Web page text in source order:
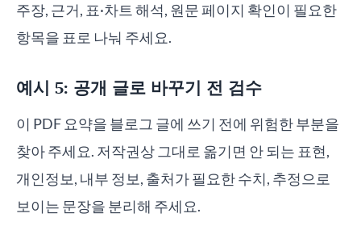
주장, 근거, 표·차트 해석, 원문 페이지 확인이 필요한
항목을 표로 나눠 주세요.
예시 5: 공개 글로 바꾸기 전 검수
이 PDF 요약을 블로그 글에 쓰기 전에 위험한 부분을
찾아 주세요. 저작권상 그대로 옮기면 안 되는 표현,
개인정보, 내부 정보, 출처가 필요한 수치, 추정으로
보이는 문장을 분리해 주세요.